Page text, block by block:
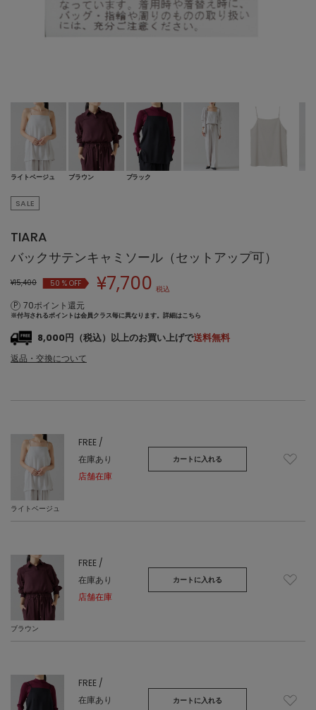
ライトベージュ ブラウン ブラック
SALE
TIARA
バックサテンキャミソール（セットアップ可）
¥15,400 50% OFF ¥7,700 税込
70ポイント還元
※付与されるポイントは会員クラス毎に異なります。 詳細はこちら
8,000円（税込）以上のお買い上げで送料無料
返品・交換について
ライトベージュ
FREE /
在庫あり
店舗在庫
カートに入れる
ブラウン
FREE /
在庫あり
店舗在庫
カートに入れる
FREE /
在庫あり
カートに入れる